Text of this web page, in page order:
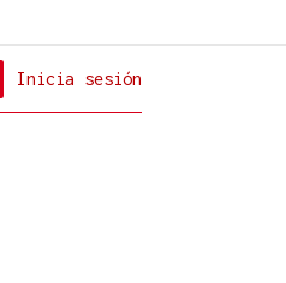
Inicia sesión